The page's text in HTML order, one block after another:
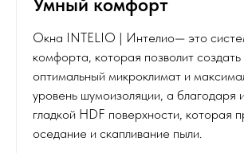
Окна INTELIO | Интелио— это
комфорта, которая позволит
оптимальный микроклимат и
уровень шумоизоляции, а благодаря
гладкой HDF поверхности, которая
оседание и скапливание пыли.